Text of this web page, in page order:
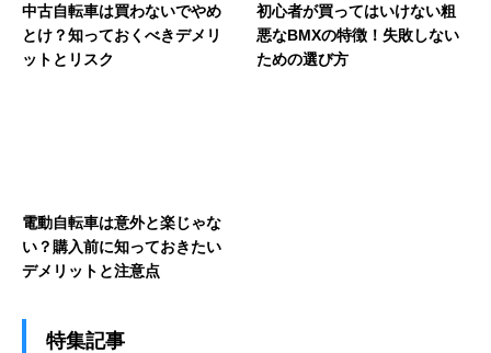
中古自転車は買わないでやめ
とけ？知っておくべきデメリ
ットとリスク
初心者が買ってはいけない粗
悪なBMXの特徴！失敗しない
ための選び方
電動自転車は意外と楽じゃな
い？購入前に知っておきたい
デメリットと注意点
特集記事